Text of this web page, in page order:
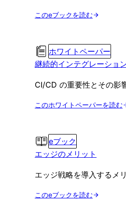
このeブックを読む
ホワイトペーパー
継続的インテグレーショ
CI/CD の重要性とその影
このホワイトペーパーを読む
eブック
エッジのメリット
エッジ戦略を導入するメ
このeブックを読む